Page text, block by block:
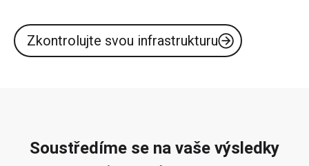
Zkontrolujte svou infrastrukturu
Soustředíme se na vaše výsledky